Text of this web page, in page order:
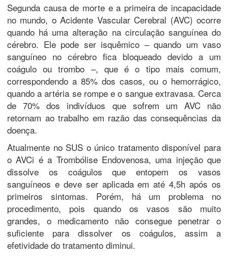
Segunda causa de morte e a primeira de incapacidade
no mundo, o Acidente Vascular Cerebral (AVC) ocorre
quando há uma alteração na circulação sanguínea do
cérebro. Ele pode ser isquêmico – quando um vaso
sanguíneo no cérebro fica bloqueado devido a um
coágulo ou trombo –, que é o tipo mais comum,
correspondendo a 85% dos casos, ou o hemorrágico,
quando a artéria se rompe e o sangue extravasa. Cerca
de 70% dos indivíduos que sofrem um AVC não
retornam ao trabalho em razão das consequências da
doença.
Atualmente no SUS o único tratamento disponível para
o AVCi é a Trombólise Endovenosa, uma injeção que
dissolve os coágulos que entopem os vasos
sanguíneos e deve ser aplicada em até 4,5h após os
primeiros sintomas. Porém, há um problema no
procedimento, pois quando os vasos são muito
grandes, o medicamento não consegue penetrar o
suficiente para dissolver os coágulos, assim a
efetividade do tratamento diminui.